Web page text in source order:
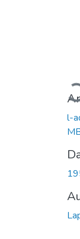
l-